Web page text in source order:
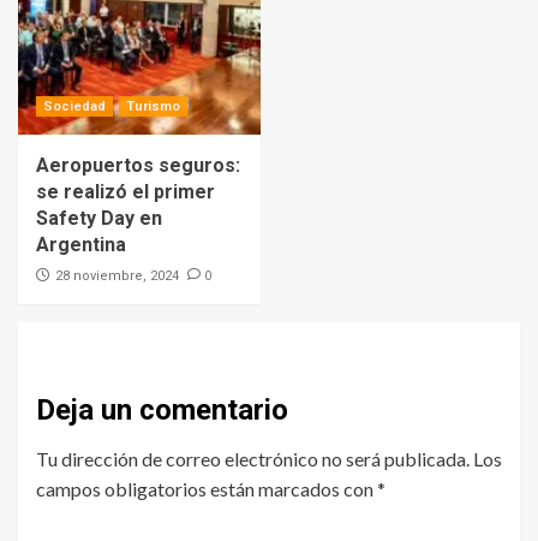
Sociedad Turismo
Aeropuertos seguros:
se realizó el primer
Safety Day en
Argentina
28 noviembre, 2024 0
Deja un comentario
Tu dirección de correo electrónico no será publicada. Los
campos obligatorios están marcados con*